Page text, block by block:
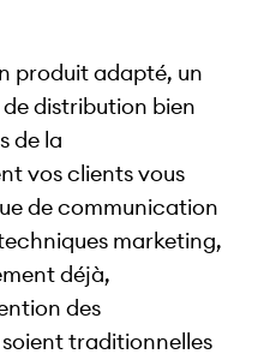
produit adapté, un
distribution bien
de la
vos clients vous
de communication
marketing,
déjà,
des
traditionnelles